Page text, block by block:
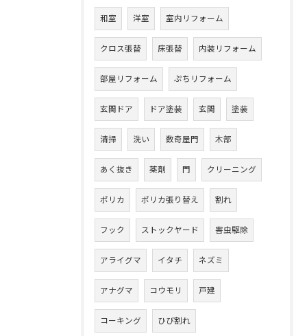
和室 洋室 室内リフォーム
クロス張替 床張替 内装リフォーム
部屋リフォーム ぷちリフォーム
玄関ドア ドア塗装 玄関 塗装
清掃 洗い 数奇屋門 木部
あく抜き 薬剤 門 クリーニング
ポリカ ポリカ張り替え 割れ
フック ストックヤード 害虫駆除
アライグマ イタチ ネズミ
アナグマ コウモリ 戸建
コーキング ひび割れ